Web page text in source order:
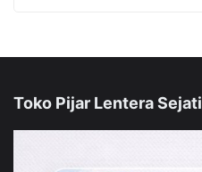
Toko Pijar Lentera Sejati